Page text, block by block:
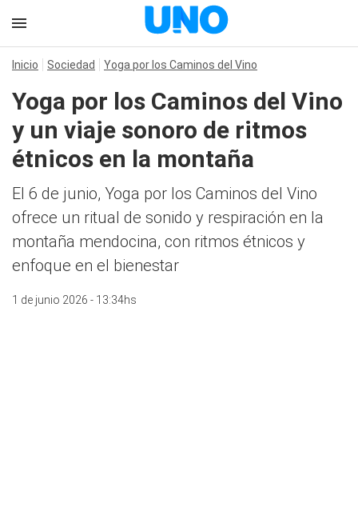
Inicio Sociedad Yoga por los Caminos del Vino
Yoga por los Caminos del Vino
y un viaje sonoro de ritmos
étnicos en la montaña
El 6 de junio, Yoga por los Caminos del Vino
ofrece un ritual de sonido y respiración en la
montaña mendocina, con ritmos étnicos y
enfoque en el bienestar
1 de junio 2026 - 13:34hs